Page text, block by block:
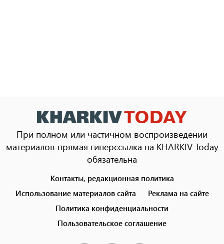
При полном или частичном воспроизведении
материалов прямая гиперссылка на KHARKIV Today
обязательна
menu
Контакты, редакционная политика
Использование материалов сайта
Реклама на сайте
Политика конфиденциальности
Пользовательское соглашение